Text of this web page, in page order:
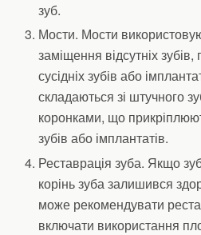
зуб.
Мости. Мости
заміщення відсутніх
сусідніх зубів або
складаються зі штучного
коронками, що
зубів або імплантатів.
Реставрація зуба. Якщо
корінь зуба залишився
може рекомендувати
включати використання